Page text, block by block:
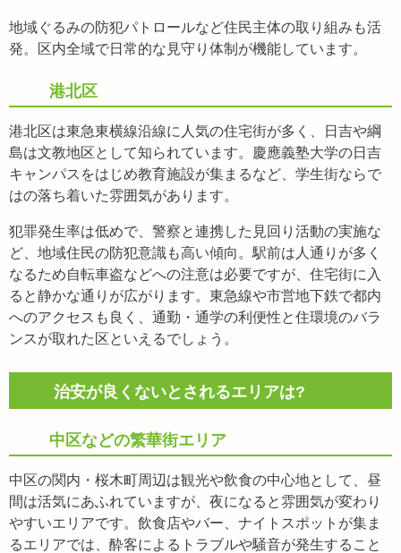
地域ぐるみの防犯パトロールなど住民主体の取り組みも活
発。区内全域で日常的な見守り体制が機能しています。
港北区
港北区は東急東横線沿線に人気の住宅街が多く、日吉や綱
島は文教地区として知られています。慶應義塾大学の日吉
キャンパスをはじめ教育施設が集まるなど、学生街ならで
はの落ち着いた雰囲気があります。
犯罪発生率は低めで、警察と連携した見回り活動の実施な
ど、地域住民の防犯意識も高い傾向。駅前は人通りが多く
なるため自転車盗などへの注意は必要ですが、住宅街に入
ると静かな通りが広がります。東急線や市営地下鉄で都内
へのアクセスも良く、通勤・通学の利便性と住環境のバラ
ンスが取れた区といえるでしょう。
治安が良くないとされるエリアは?
中区などの繁華街エリア
中区の関内・桜木町周辺は観光や飲食の中心地として、昼
間は活気にあふれていますが、夜になると雰囲気が変わり
やすいエリアです。飲食店やバー、ナイトスポットが集ま
るエリアでは、酔客によるトラブルや騒音が発生すること